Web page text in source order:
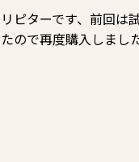
リピターです、前回は
たので再度購入しまし